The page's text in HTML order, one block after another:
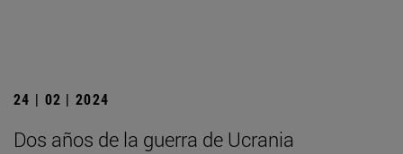
24 | 02 | 2024
Dos años de la guerra de Ucrania